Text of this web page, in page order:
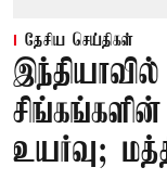
தேசிய செய்திகள்
உயர்வு;